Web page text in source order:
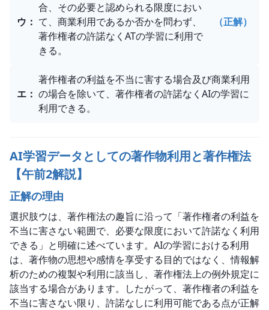
ウ ：
合、その必要と認められる限度におい
て、商業利用であるか否かを問わず、
著作権者の許諾なくATの学習に利用で
きる。
（正解）
エ ：
著作権者の利益を不当に害する場合及び商業利用
の場合を除いて、著作権者の許諾なくAIの学習に
利用できる。
AI学習データとしての著作物利用と著作権法
【午前2解説】
正解の理由
選択肢ウは、著作権法の趣旨に沿って「著作権者の利益を
不当に害さない範囲で、必要な限度において許諾なく利用
できる」と明確に述べています。AIの学習における利用
は、著作物の思想や感情を享受する目的ではなく、情報解
析のための複製や利用に該当し、著作権法上の例外規定に
該当する場合があります。したがって、著作権者の利益を
不当に害さない限り、許諾なしに利用可能である点が正解